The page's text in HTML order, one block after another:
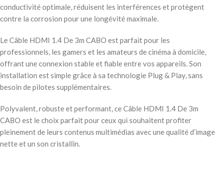
conductivité optimale, réduisent les interférences et protègent
contre la corrosion pour une longévité maximale.
Le Câble HDMI 1.4 De 3m CABO est parfait pour les
professionnels, les gamers et les amateurs de cinéma à domicile,
offrant une connexion stable et fiable entre vos appareils. Son
installation est simple grâce à sa technologie Plug & Play, sans
besoin de pilotes supplémentaires.
Polyvalent, robuste et performant, ce Câble HDMI 1.4 De 3m
CABO est le choix parfait pour ceux qui souhaitent profiter
pleinement de leurs contenus multimédias avec une qualité d’image
nette et un son cristallin.